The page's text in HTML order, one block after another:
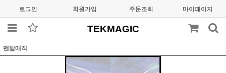
로그인 회원가입 주문조회 마이페이지
TEKMAGIC
멘탈매직